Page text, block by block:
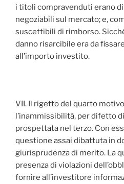
i titoli compravenduti erano
negoziabili sul mercato; e,
suscettibili di rimborso.
danno risarcibile era da
all’importo investito.
VII. Il rigetto del quarto
l’inammissibilità, per difetto
prospettata nel terzo. Con
questione assai dibattuta in
giurisprudenza di merito. La
presenza di violazioni
fornire all’investitore